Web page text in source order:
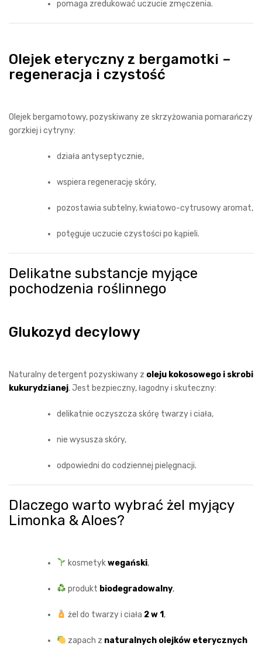
pomaga zredukować uczucie zmęczenia.
Olejek eteryczny z bergamotki –
regeneracja i czystość
Olejek bergamotowy, pozyskiwany ze skrzyżowania pomarańczy
gorzkiej i cytryny:
działa antyseptycznie,
wspiera regenerację skóry,
pozostawia subtelny, kwiatowo-cytrusowy aromat,
potęguje uczucie czystości po kąpieli.
Delikatne substancje myjące
pochodzenia roślinnego
Glukozyd decylowy
Naturalny detergent pozyskiwany z oleju kokosowego i skrobi
kukurydzianej. Jest bezpieczny, łagodny i skuteczny:
delikatnie oczyszcza skórę twarzy i ciała,
nie wysusza skóry,
odpowiedni do codziennej pielęgnacji.
Dlaczego warto wybrać żel myjący
Limonka & Aloes?
kosmetykwegański,
produkt biodegradowalny,
żel do twarzy i ciała 2 w 1 ,
zapach z naturalnych olejków eterycznych